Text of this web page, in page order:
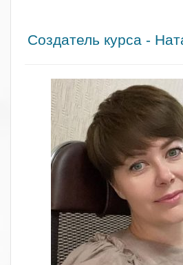
Создатель курса -